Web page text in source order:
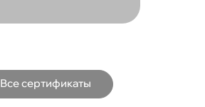
Все сертификаты